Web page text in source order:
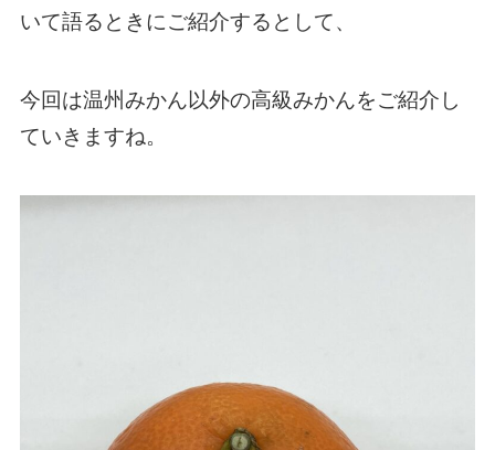
いて語るときにご紹介するとして、
今回は温州みかん以外の高級みかんをご紹介し
ていきますね。